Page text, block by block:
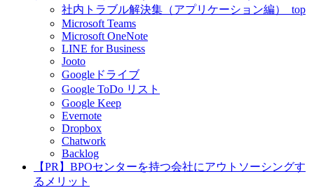
社内トラブル解決集（アプリケーション編）_top
Microsoft Teams
Microsoft OneNote
LINE for Business
Jooto
Googleドライブ
Google ToDo リスト
Google Keep
Evernote
Dropbox
Chatwork
Backlog
【PR】BPOセンターを持つ会社にアウトソーシングす
るメリット